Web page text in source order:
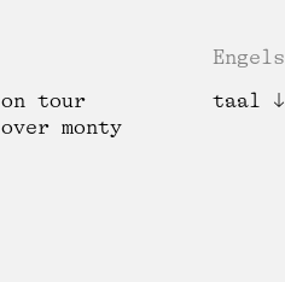
on tour
over monty
Engels
taal